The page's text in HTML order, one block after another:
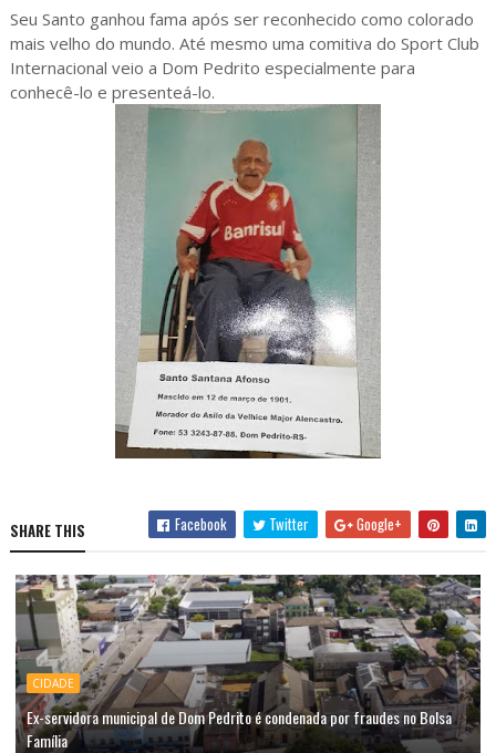
Seu Santo ganhou fama após ser reconhecido como colorado
mais velho do mundo. Até mesmo uma comitiva do Sport Club
Internacional veio a Dom Pedrito especialmente para
conhecê-lo e presenteá-lo.
SHARE THIS Facebook Twitter Google+
CIDADE
Ex-servidora municipal de Dom Pedrito é condenada por fraudes no Bolsa
Família